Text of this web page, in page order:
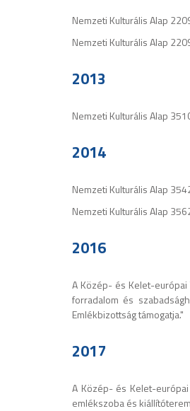
Nemzeti Kulturális Alap
Nemzeti Kulturális Alap
2013
Nemzeti Kulturális Alap
2014
Nemzeti Kulturális Alap
Nemzeti Kulturális Alap
2016
A Közép- és Kelet-európai
forradalom és
Emlékbizottság támogatja."
2017
A Közép- és Kelet-
emlékszoba és